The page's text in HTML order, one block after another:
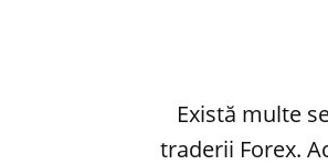
Există multe
traderii Forex.